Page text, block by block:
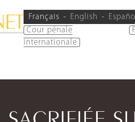
Français English Español
Cour pénale
internationale
SACRIFIÉE